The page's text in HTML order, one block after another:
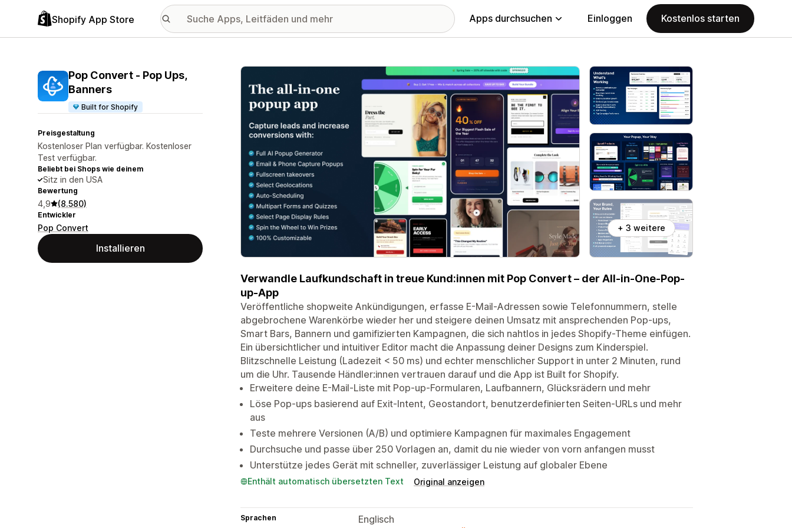
Shopify App Store Apps durchsuchen Einloggen Kostenlos starten
Pop Convert ‑ Pop Ups,
Banners
Built for Shopify
Preisgestaltung
Kostenloser Plan verfügbar. Kostenloser
Test verfügbar.
Beliebt bei Shops wie deinem
Sitz in den USA
Bewertung
4,9 (8.580)
Entwickler
Pop Convert
Installieren
Vorgestellte Bildergalerie
+ 3 weitere
Verwandle Laufkundschaft in treue Kund:innen mit Pop Convert – der All-in-One-Pop-
up-App
Veröffentliche shopweite Ankündigungen, erfasse E-Mail-Adressen sowie Telefonnummern, stelle
abgebrochene Warenkörbe wieder her und steigere deinen Umsatz mit ansprechenden Pop-ups,
Smart Bars, Bannern und gamifizierten Kampagnen, die sich nahtlos in jedes Shopify-Theme einfügen.
Ein übersichtlicher und intuitiver Editor macht die Anpassung deiner Designs zum Kinderspiel.
Blitzschnelle Leistung (Ladezeit < 50 ms) und echter menschlicher Support in unter 2 Minuten, rund
um die Uhr. Tausende Händler:innen vertrauen darauf und die App ist Built for Shopify.
Erweitere deine E-Mail-Liste mit Pop-up-Formularen, Laufbannern, Glücksrädern und mehr
Löse Pop-ups basierend auf Exit-Intent, Geostandort, benutzerdefinierten Seiten-URLs und mehr
aus
Teste mehrere Versionen (A/B) und optimiere Kampagnen für maximales Engagement
Durchsuche und passe über 250 Vorlagen an, damit du nie wieder von vorn anfangen musst
Unterstütze jedes Gerät mit schneller, zuverlässiger Leistung auf globaler Ebene
Enthält automatisch übersetzten Text Original anzeigen
Sprachen
Englisch